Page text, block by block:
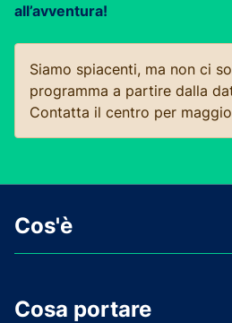
all’avventura!
Siamo spiacenti, ma non ci
programma a partire dalla
Contatta il centro per
Cos'è
Cosa portare